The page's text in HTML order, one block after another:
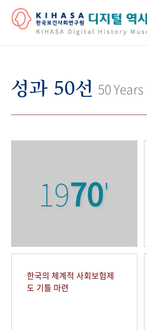
성과 50선 50
1970'
한국의 체계적 사회보험제
도 기틀 마련